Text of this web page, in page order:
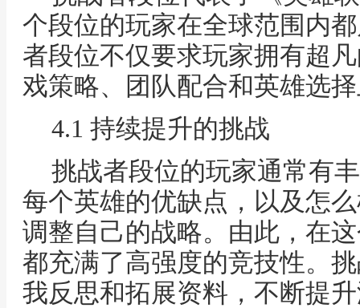
个段位的玩家在全球范围内
者段位不仅要求玩家拥有超
戏策略、团队配合和英雄选
4.1 持续提升的挑战
挑战者段位的玩家通常有
每个英雄的优缺点，以及怎
调整自己的战略。由此，在
都充满了高强度的竞技性。
我反思和拓展资料，不断提